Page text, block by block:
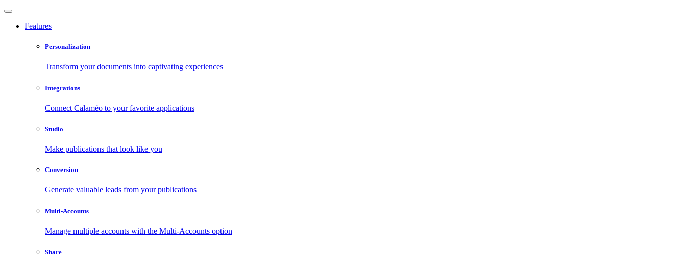
Features
Personalization
Transform your documents into captivating experiences
Integrations
Connect Calaméo to your favorite applications
Studio
Make publications that look like you
Conversion
Generate valuable leads from your publications
Multi-Accounts
Manage multiple accounts with the Multi-Accounts option
Share